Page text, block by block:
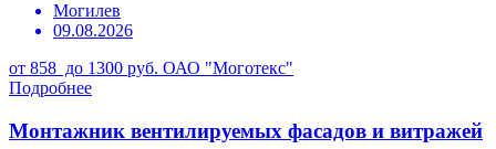
Могилев
09.08.2026
от 858 до 1300 руб. ОАО "Моготекс"
Подробнее
Монтажник вентилируемых фасадов и витражей